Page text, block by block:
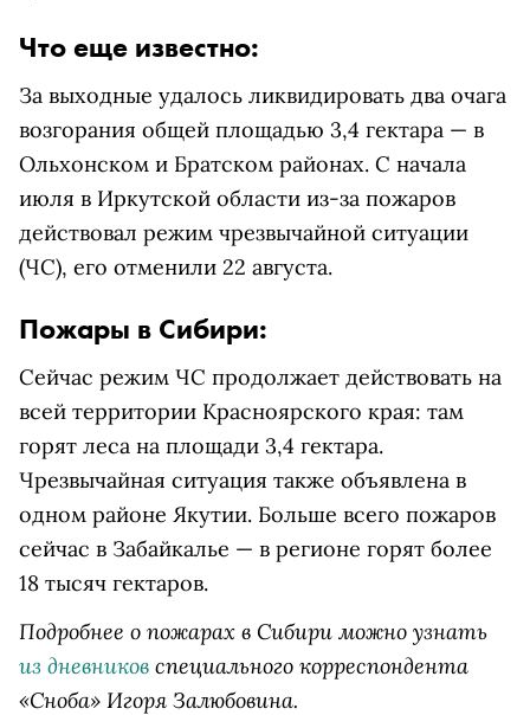
Что еще известно:
За выходные удалось ликвидировать два очага
возгорания общей площадью 3,4 гектара — в
Ольхонском и Братском районах. С начала
июля в Иркутской области из-за пожаров
действовал режим чрезвычайной ситуации
(ЧС), его отменили 22 августа.
Пожары в Сибири:
Сейчас режим ЧС продолжает действовать на
всей территории Красноярского края: там
горят леса на площади 3,4 гектара.
Чрезвычайная ситуация также объявлена в
одном районе Якутии. Больше всего пожаров
сейчас в Забайкалье — в регионе горят более
18 тысяч гектаров.
Подробнее о пожарах в Сибири можно узнать
из дневников специального корреспондента
«Сноба» Игоря Залюбовина.